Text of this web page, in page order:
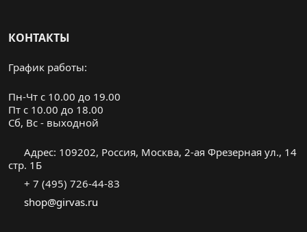
КОНТАКТЫ
График работы:
Пн-Чт с 10.00 до 19.00
Пт с 10.00 до 18.00
Cб, Вс - выходной
Адрес: 109202, Россия, Москва, 2-ая Фрезерная ул., 14
стр. 1Б
+ 7 (495) 726-44-83
shop@girvas.ru